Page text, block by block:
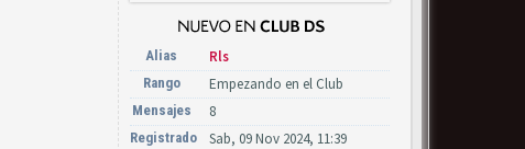
Alias Rls
Rango Empezando en el Club
Mensajes 8
Registrado Sab, 09 Nov 2024, 11:39